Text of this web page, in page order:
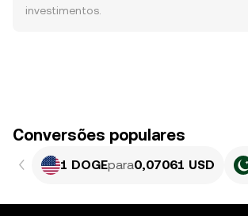
investimentos.
Conversões populares
1 DOGEpara0,07061 USD